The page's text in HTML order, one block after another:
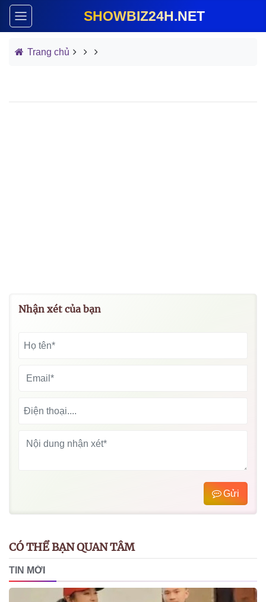
SHOWBIZ24H.NET
Trang chủ
Nhận xét của bạn
Gửi
CÓ THỂ BẠN QUAN TÂM
TIN MỚI